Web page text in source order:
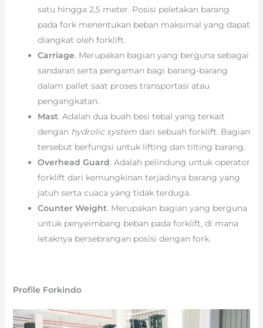
satu hingga 2,5 meter. Posisi peletakan barang
pada fork menentukan beban maksimal yang dapat
diangkat oleh forklift.
Carriage. Merupakan bagian yang berguna sebagai
sandaran serta pengaman bagi barang-barang
dalam pallet saat proses transportasi atau
pengangkatan.
Mast. Adalah dua buah besi tebal yang terkait
dengan hydrolic systemdari sebuah forklift. Bagian
tersebut berfungsi untuk lifting dan tilting barang.
Overhead Guard. Adalah pelindung untuk operator
forklift dari kemungkinan terjadinya barang yang
jatuh serta cuaca yang tidak terduga.
Counter Weight. Merupakan bagian yang berguna
untuk penyeimbang beban pada forklift, di mana
letaknya bersebrangan posisi dengan fork.
Profile Forkindo